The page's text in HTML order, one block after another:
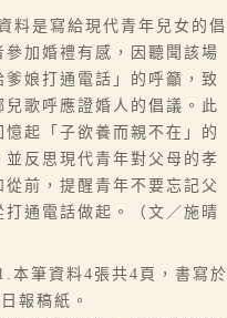
料是寫給現代青年兒女的倡
參加婚禮有感，因聽聞該場
爹娘打通電話」的呼籲，致
兒歌呼應證婚人的倡議。此
憶起「子欲養而親不在」的
並反思現代青年對父母的孝
從前，提醒青年不要忘記父
打通電話做起。（文／施晴
本筆資料4張共4頁，書寫於
報稿紙。